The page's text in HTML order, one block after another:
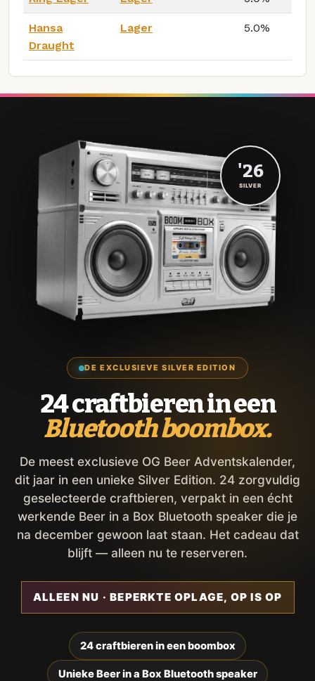
Hansa
Draught
Lager 5.0%
DE EXCLUSIEVE SILVER EDITION
24 craftbieren in een
Bluetooth boombox.
De meest exclusieve OG Beer Adventskalender,
dit jaar in een unieke Silver Edition. 24 zorgvuldig
geselecteerde craftbieren, verpakt in een écht
werkende Beer in a Box Bluetooth speaker die je
na december gewoon laat staan. Het cadeau dat
blijft — alleen nu te reserveren.
ALLEEN NU · BEPERKTE OPLAGE, OP IS OP
24 craftbieren in een boombox
Unieke Beer in a Box Bluetooth speaker
'26
SILVER